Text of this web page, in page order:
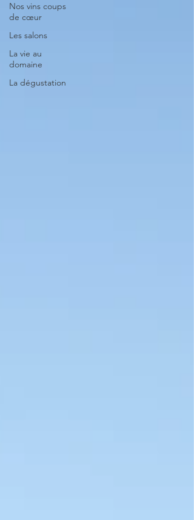
Nos vins coups
de cœur
Les salons
La vie au
domaine
La dégustation